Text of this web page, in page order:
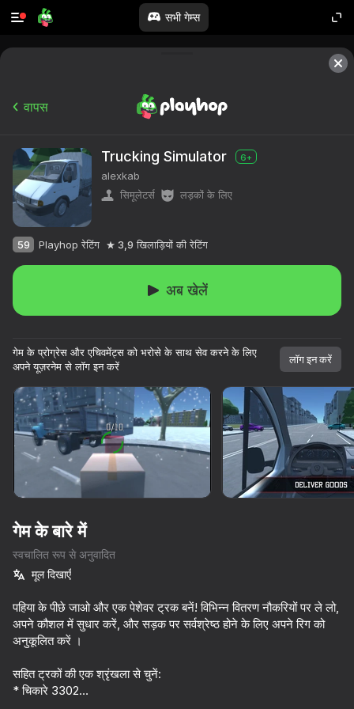
सभी गेम्स
डिवाइस घुमाएँ
यह गेम केवल लैंडस्केप
ओरिएंटेशन का समर्थन करता है
Car Crash Test
69
70
वापस
Trucking Simulator 6+
alexkab
सिमूलेटर्स
लड़कों के लिए
59 Playhop रेटिंग 3,9 खिलाड़ियों की रेटिंग
अब खेलें
गेम के प्रोग्रेस और एचिवमेंट्स को भरोसे के साथ सेव करने के लिए
अपने यूज़रनेम से लॉग इन करें
लॉग इन करें
गेम के बारे में
स्वचालित रूप से अनुवादित
मूल दिखाएँ
पहिया के पीछे जाओ और एक पेशेवर ट्रक बनें! विभिन्न वितरण नौकरियों पर ले लो,
अपने कौशल में सुधार करें, और सड़क पर सर्वश्रेष्ठ होने के लिए अपने रिग को
अनुकूलित करें ।
सहित ट्रकों की एक श्रृंखला से चुनें:
* चिकारे 3302